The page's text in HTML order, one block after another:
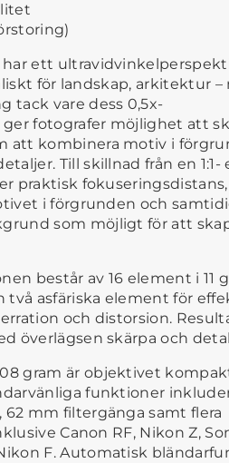
ett
för landskap, arkitektur –
tack vare dess 0,5x-
fotografer möjlighet att
att kombinera motiv i
Till skillnad från en 1:1-
praktisk
i förgrunden och
som möjligt för att
består av 16 element i 11
två asfäriska element för
och distorsion.
överlägsen skärpa och
gram är objektivet
funktioner
mm filtergänga samt flera
Canon RF, Nikon Z,
F. Automatisk